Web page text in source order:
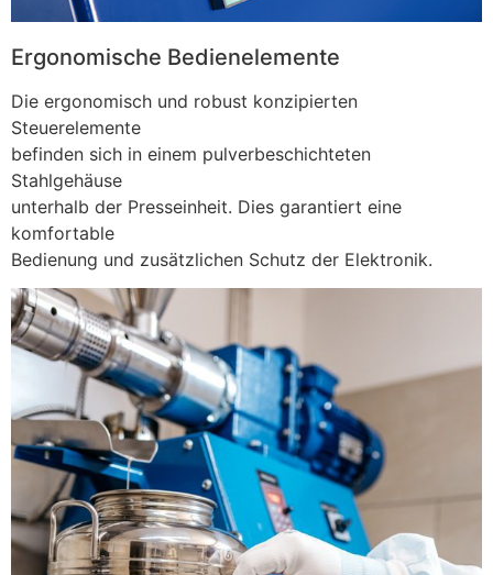
Ergonomische Bedienelemente
Die ergonomisch und robust konzipierten
Steuerelemente
befinden sich in einem pulverbeschichteten
Stahlgehäuse
unterhalb der Presseinheit. Dies garantiert eine
komfortable
Bedienung und zusätzlichen Schutz der Elektronik.